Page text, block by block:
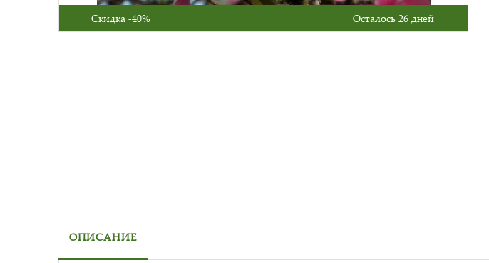
Скидка -40% Осталось 26 дней
ОПИСАНИЕ